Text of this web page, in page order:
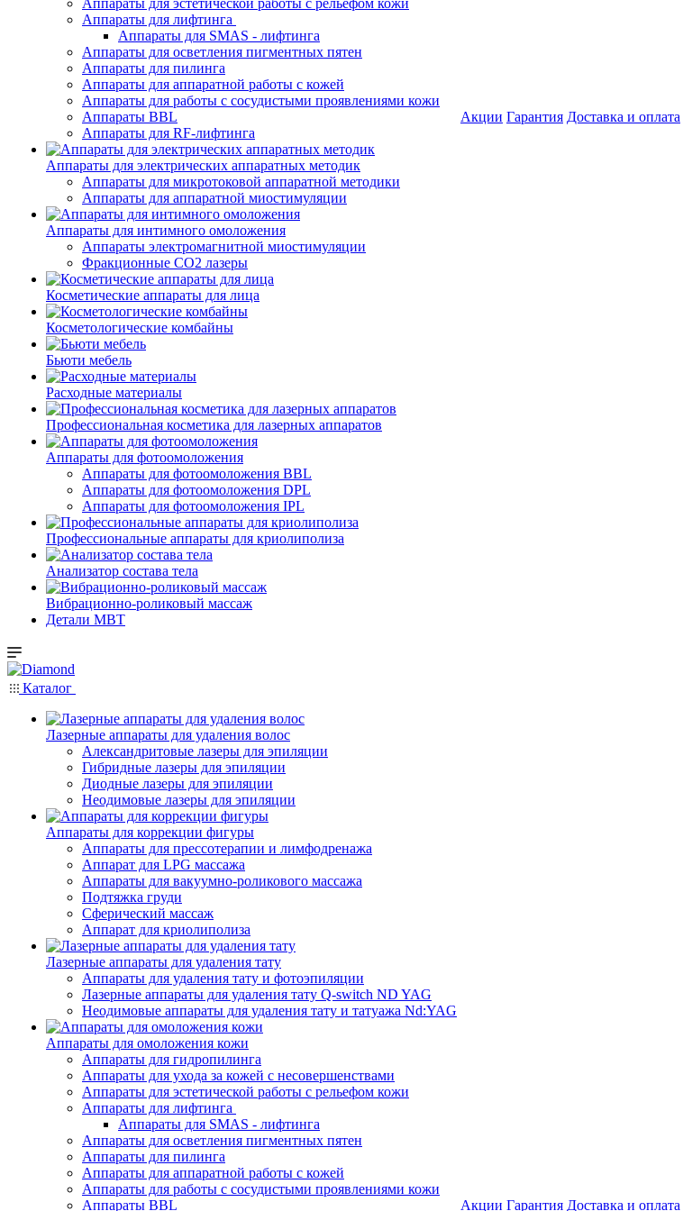
Аппараты для эстетической работы с рельефом кожи
Аппараты для лифтинга
Аппараты для SMAS - лифтинга
Аппараты для осветления пигментных пятен
Аппараты для пилинга
Аппараты для аппаратной работы с кожей
Аппараты для работы с сосудистыми проявлениями кожи
Аппараты BBL
Аппараты для RF-лифтинга
Аппараты для электрических аппаратных методик
Аппараты для микротоковой аппаратной методики
Аппараты для аппаратной миостимуляции
Аппараты для интимного омоложения
Аппараты электромагнитной миостимуляции
Фракционные CO2 лазеры
Косметические аппараты для лица
Косметологические комбайны
Бьюти мебель
Расходные материалы
Профессиональная косметика для лазерных аппаратов
Аппараты для фотоомоложения
Аппараты для фотоомоложения BBL
Аппараты для фотоомоложения DPL
Аппараты для фотоомоложения IPL
Профессиональные аппараты для криолиполиза
Анализатор состава тела
Вибрационно-роликовый массаж
Детали MBT
Акции Гарантия Доставка и оплата
Каталог
Лазерные аппараты для удаления волос
Александритовые лазеры для эпиляции
Гибридные лазеры для эпиляции
Диодные лазеры для эпиляции
Неодимовые лазеры для эпиляции
Аппараты для коррекции фигуры
Аппараты для прессотерапии и лимфодренажа
Аппарат для LPG массажа
Аппараты для вакуумно-роликового массажа
Подтяжка груди
Сферический массаж
Аппарат для криолиполиза
Лазерные аппараты для удаления тату
Аппараты для удаления тату и фотоэпиляции
Лазерные аппараты для удаления тату Q-switch ND YAG
Неодимовые аппараты для удаления тату и татуажа Nd:YAG
Аппараты для омоложения кожи
Аппараты для гидропилинга
Аппараты для ухода за кожей с несовершенствами
Аппараты для эстетической работы с рельефом кожи
Аппараты для лифтинга
Аппараты для SMAS - лифтинга
Аппараты для осветления пигментных пятен
Аппараты для пилинга
Аппараты для аппаратной работы с кожей
Аппараты для работы с сосудистыми проявлениями кожи
Аппараты BBL
Акции Гарантия Доставка и оплата